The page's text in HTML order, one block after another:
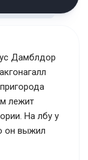
Дамблдор
лежит
На лбу у
он выжил